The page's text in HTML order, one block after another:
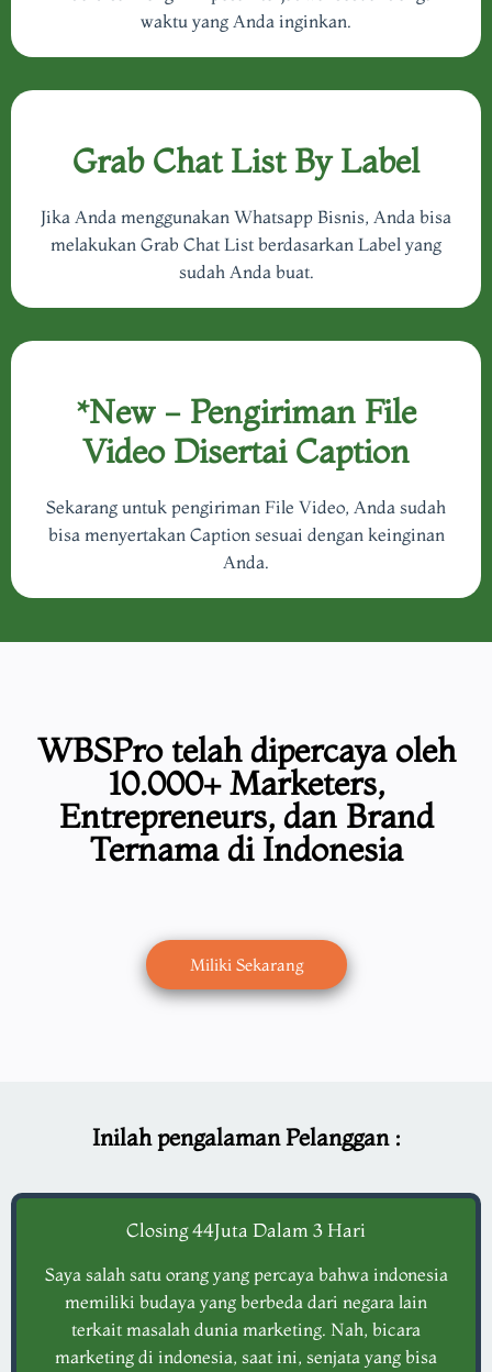
waktu yang Anda inginkan.
Grab Chat List By Label
Jika Anda menggunakan Whatsapp Bisnis, Anda bisa
melakukan Grab Chat List berdasarkan Label yang
sudah Anda buat.
*New - Pengiriman File
Video Disertai Caption
Sekarang untuk pengiriman File Video, Anda sudah
bisa menyertakan Caption sesuai dengan keinginan
Anda.
WBSPro telah dipercaya oleh
10.000+Marketers,
Entrepreneurs, dan Brand
Ternama di Indonesia
Miliki Sekarang
Inilah pengalaman Pelanggan :
Closing 44Juta Dalam 3 Hari
Saya salah satu orang yang percaya bahwa indonesia
memiliki budaya yang berbeda dari negara lain
terkait masalah dunia marketing. Nah, bicara
marketing di indonesia, saat ini, senjata yang bisa